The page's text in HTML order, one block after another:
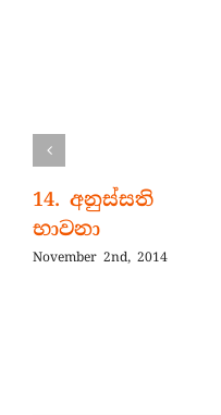
14. අනුස්සති
භාවනා
November 2nd, 2014